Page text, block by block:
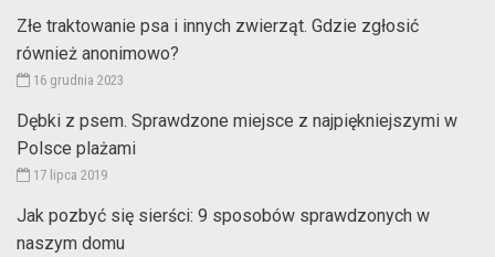
Złe traktowanie psa i innych zwierząt. Gdzie zgłosić
również anonimowo?
16 grudnia 2023
Dębki z psem. Sprawdzone miejsce z najpiękniejszymi w
Polsce plażami
17 lipca 2019
Jak pozbyć się sierści: 9 sposobów sprawdzonych w
naszym domu